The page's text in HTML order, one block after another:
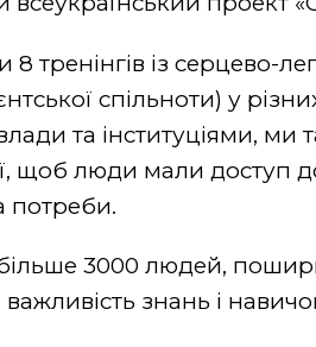
тренінгів із серцево-
спільноти) у
та інституціями,
щоб люди мали доступ
потреби.
3000 людей,
знань і